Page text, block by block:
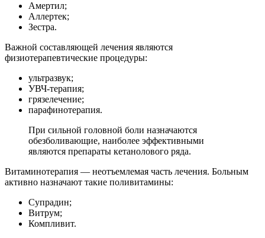
Амертил;
Аллертек;
Зестра.
Важной составляющей лечения являются
физиотерапевтические процедуры:
ультразвук;
УВЧ-терапия;
грязелечение;
парафинотерапия.
При сильной головной боли назначаются
обезболивающие, наиболее эффективными
являются препараты кетанолового ряда.
Витаминотерапия — неотъемлемая часть лечения. Больным
активно назначают такие поливитамины:
Супрадин;
Витрум;
Компливит.